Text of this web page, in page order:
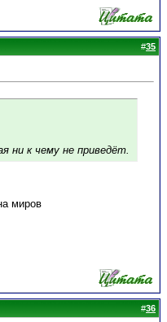
#35
ни к чему не приведёт.
миров
#36